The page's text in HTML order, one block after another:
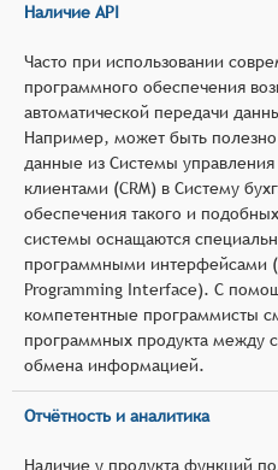
Наличие API
Часто при использовании
программного обеспечения
автоматической передачи
Например, может быть полезно
данные из Системы
клиентами (CRM) в Систему
обеспечения такого и
системы оснащаются
программными интерфейсами
Programming Interface). С
компетентные программисты
программных продукта между
обмена информацией.
Отчётность и аналитика
Наличие у продукта функций